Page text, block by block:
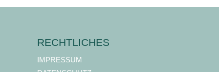
RECHTLICHES
IMPRESSUM